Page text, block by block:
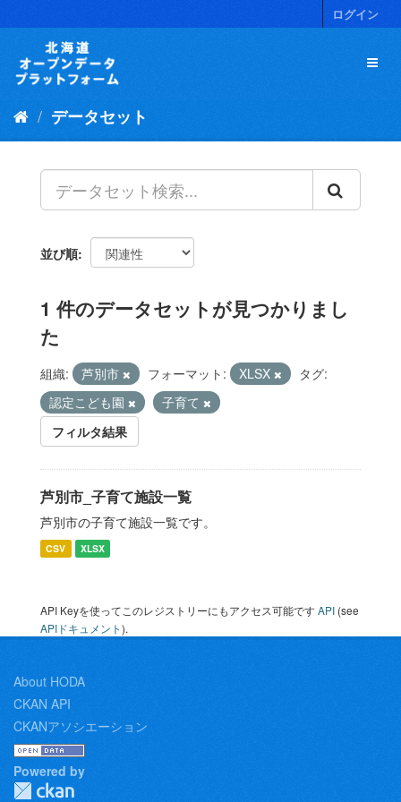
キ
ログイン
データセット
並び順
1 件のデータセットが見つかりまし
た
組織: 芦別市 フォーマット: XLSX
タグ:
認定こども園
子育て
フィルタ結果
芦別市_子育て施設一覧
芦別市の子育て施設一覧です。
CSV XLSX
API Keyを使ってこのレジストリーにもアクセス可能ですAPI (see
APIドキュメント).
About HODA
CKAN API
CKANアソシエーション
Powered by